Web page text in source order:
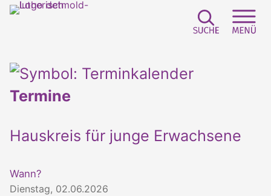
Termine
Hauskreis für junge Erwachsene
Wann?
Dienstag, 02.06.2026